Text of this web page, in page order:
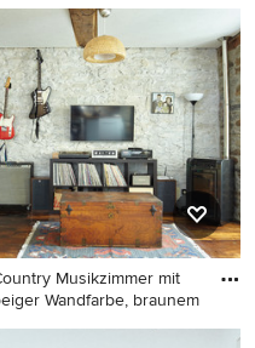
Offenes
Skandinavisches
mit grauer
aus Metall,
Wand, braunem Boden
Tapetenwänden in
am Main
Musikzimmer mit
Wandfarbe, braunem
Musikzimmer mit